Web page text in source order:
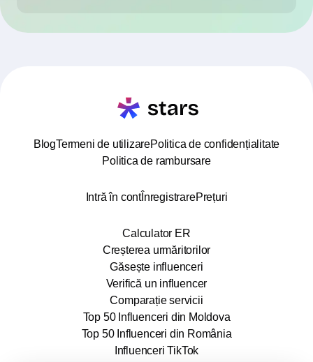
BlogTermeni de utilizarePolitica de confidențialitate
Politica de rambursare
Intră în contÎnregistrarePrețuri
Calculator ER
Creșterea urmăritorilor
Găsește influenceri
Verifică un influencer
Comparație servicii
Top 50 Influenceri din Moldova
Top 50 Influenceri din România
Influenceri TikTok